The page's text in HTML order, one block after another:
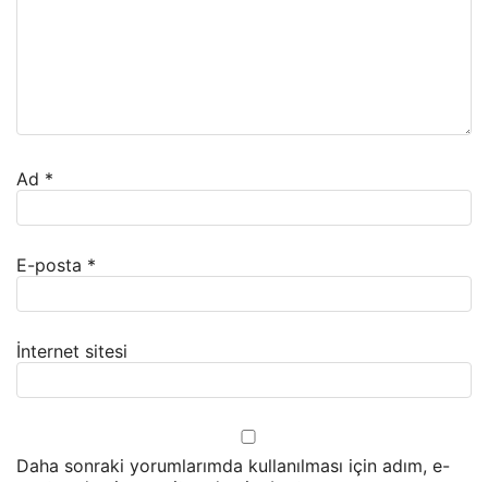
Ad *
E-posta *
İnternet sitesi
Daha sonraki yorumlarımda kullanılması için adım, e-